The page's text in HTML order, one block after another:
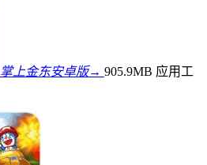
掌上金东安卓版→ 905.9MB 应用工